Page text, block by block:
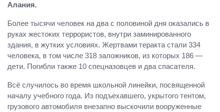
Алания.
Более тысячи человек на два с половиной дня оказались в
руках жестоких террористов, внутри заминированного
здания, в жутких условиях. Жертвами теракта стали 334
человека, в том числе 318 заложников, из которых 186 —
дети. Погибли также 10 спецназовцев и два спасателя.
Всё случилось во время школьной линейки, посвященной
началу учебного года. Из подъехавшего, укрытого тентом,
грузового автомобиля внезапно выскочили вооруженные